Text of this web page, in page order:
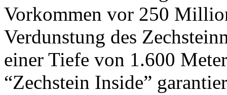
Vorkommen vor 250
Verdunstung des
einer Tiefe von 1.600
“Zechstein Inside”